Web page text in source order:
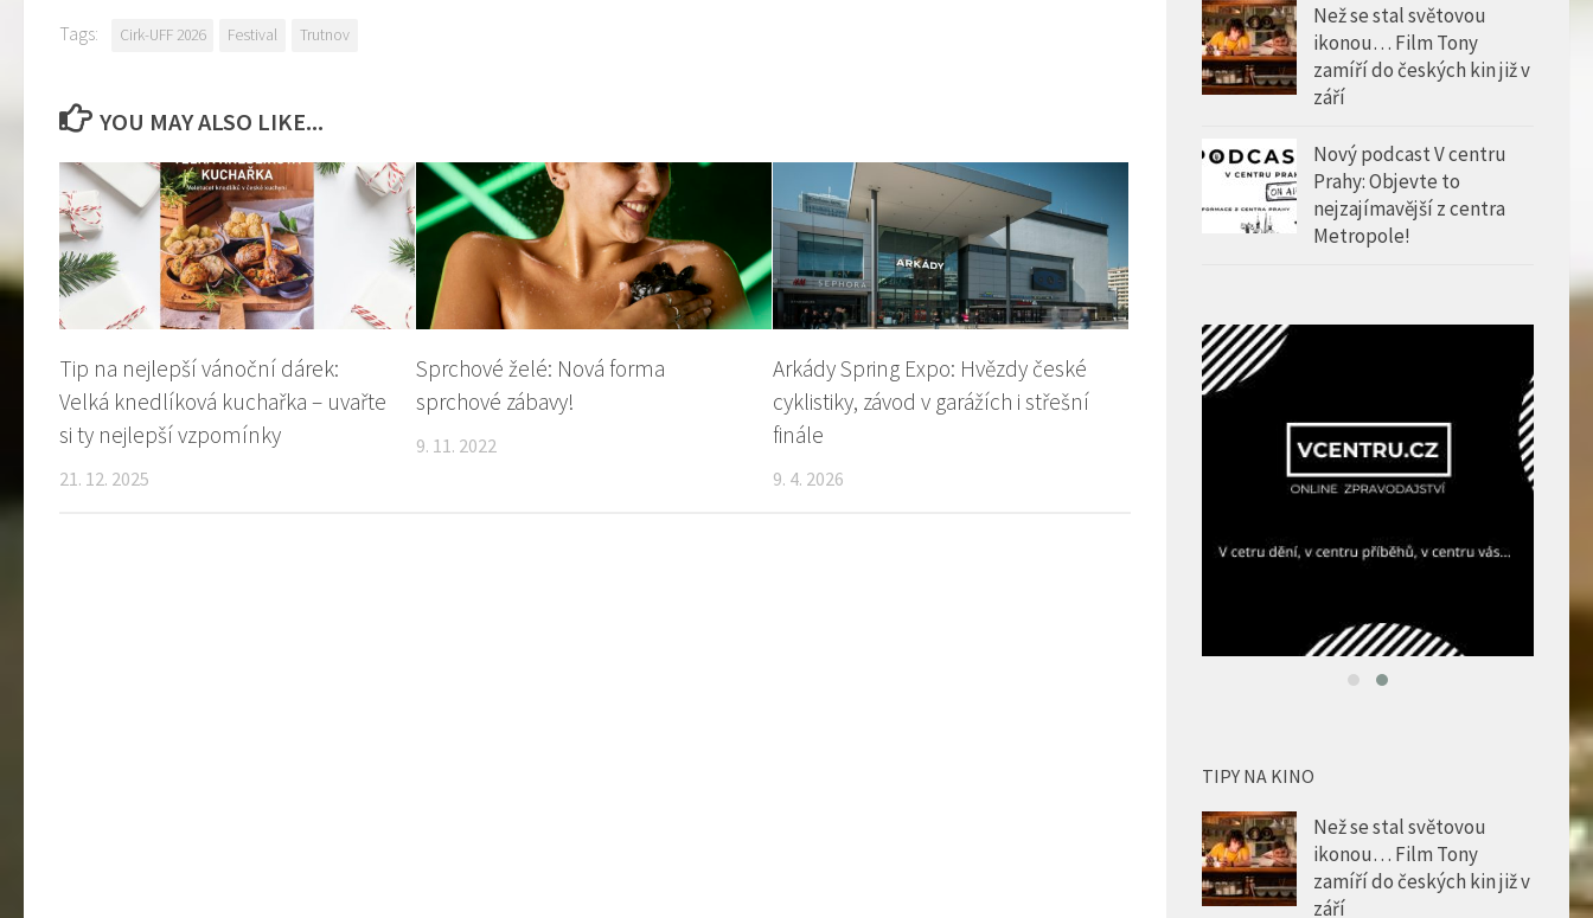
Tags: Cirk-UFF 2026 Festival Trutnov
YOU MAY ALSO LIKE...
Tip na nejlepší vánoční dárek:
Velká knedlíková kuchařka – uvařte
si ty nejlepší vzpomínky
21. 12. 2025
Sprchové želé: Nová forma
sprchové zábavy!
9. 11. 2022
Arkády Spring Expo: Hvězdy české
cyklistiky, závod v garážích i střešní
finále
9. 4. 2026
Než se stal světovou
ikonou… Film Tony
zamíří do českých kin již v
září
Nový podcast V centru
Prahy: Objevte to
nejzajímavější z centra
Metropole!
TIPY NA KINO
Než se stal světovou
ikonou… Film Tony
zamíří do českých kin již v
září